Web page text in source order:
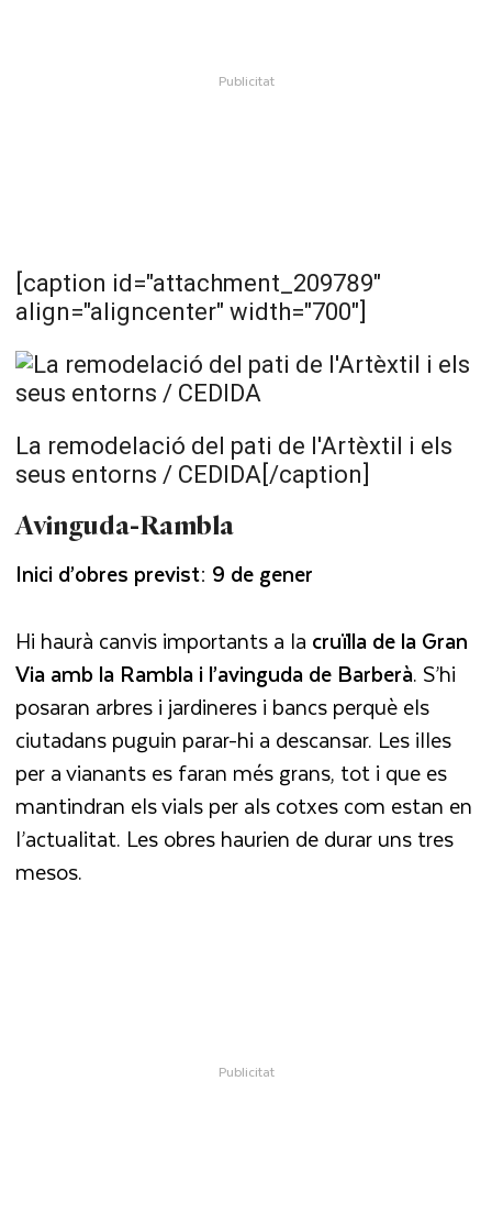
[caption id="attachment_209789"
align="aligncenter" width="700"]
La remodelació del pati de l'Artèxtil i els
seus entorns / CEDIDA[/caption]
Avinguda-Rambla
Inici d’obres previst: 9 de gener
Hi haurà canvis importants a la cruïlla de la Gran
Via amb la Rambla i l’avinguda de Barberà. S’hi
posaran arbres i jardineres i bancs perquè els
ciutadans puguin parar-hi a descansar. Les illes
per a vianants es faran més grans, tot i que es
mantindran els vials per als cotxes com estan en
l’actualitat. Les obres haurien de durar uns tres
mesos.